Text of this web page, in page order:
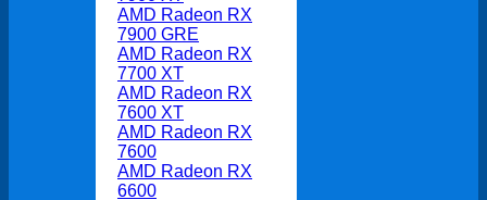
AMD Radeon RX
7900 GRE
AMD Radeon RX
7700 XT
AMD Radeon RX
7600 XT
AMD Radeon RX
7600
AMD Radeon RX
6600